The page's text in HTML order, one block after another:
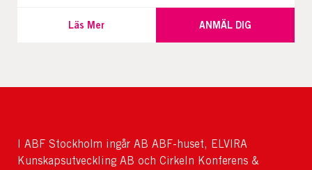
Läs Mer ANMÄL DIG
I ABF Stockholm ingår AB ABF-huset, ELVIRA
Kunskapsutveckling AB och Cirkeln Konferens &